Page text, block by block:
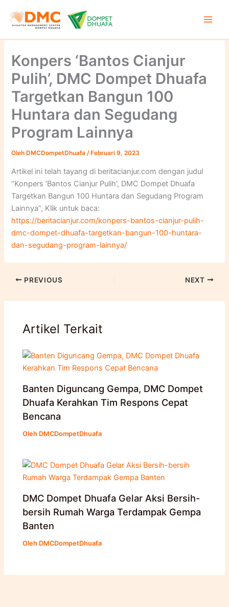
Konpers ‘Bantos Cianjur
Pulih’, DMC Dompet Dhuafa
Targetkan Bangun 100
Huntara dan Segudang
Program Lainnya
Oleh DMCDompetDhuafa/ Februari 9, 2023
Artikel ini telah tayang di beritacianjur.com dengan judul
“Konpers ‘Bantos Cianjur Pulih’, DMC Dompet Dhuafa
Targetkan Bangun 100 Huntara dan Segudang Program
Lainnya”, Klik untuk baca:
https://beritacianjur.com/konpers-bantos-cianjur-pulih-
dmc-dompet-dhuafa-targetkan-bangun-100-huntara-
dan-segudang-program-lainnya/
PREVIOUS NEXT
Artikel Terkait
Banten Diguncang Gempa, DMC Dompet
Dhuafa Kerahkan Tim Respons Cepat
Bencana
Oleh DMCDompetDhuafa
DMC Dompet Dhuafa Gelar Aksi Bersih-
bersih Rumah Warga Terdampak Gempa
Banten
Oleh DMCDompetDhuafa